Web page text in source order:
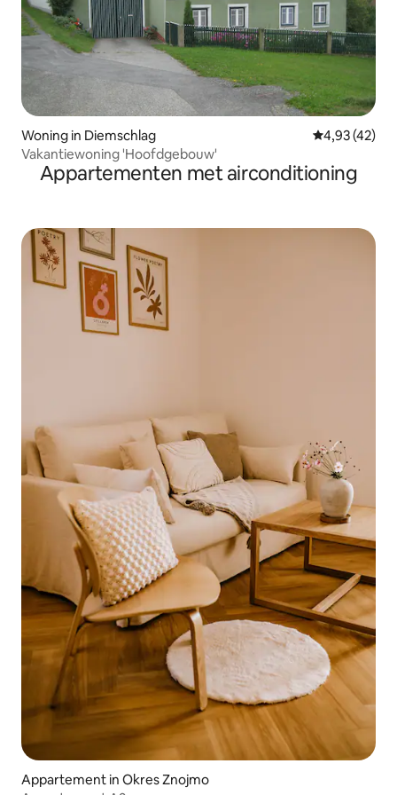
Woning in Diemschlag Gemiddelde
4,93 (42)
Vakantiewoning 'Hoofdgebouw'
Appartementen met airconditioning
Appartement in Okres Znojmo